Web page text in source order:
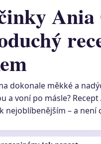
dokonale měkké a
a voní po másle?
nejoblíbenějším – a není